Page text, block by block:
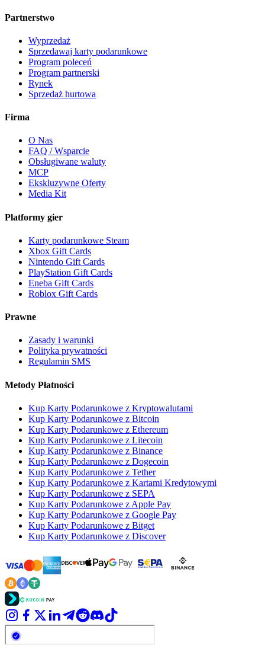
Partnerstwo
Wyprzedaż
Sprzedawaj karty podarunkowe
Program poleceń
Program partnerski
Rynek
Sprzedaż hurtowa
Firma
O Nas
FAQ / Wsparcie
Obsługiwane waluty
MCP
Ekskluzywne Oferty
Media Kit
Platformy gier
Karty podarunkowe Steam
Xbox Gift Cards
Nintendo Gift Cards
PlayStation Gift Cards
Eneba Gift Cards
Roblox Gift Cards
Prawne
Zasady i warunki
Polityka prywatności
Regulamin SMS
Metody Płatności
Kup Karty Podarunkowe z Kryptowalutami
Kup Karty Podarunkowe z Bitcoin
Kup Karty Podarunkowe z Ethereum
Kup Karty Podarunkowe z Litecoin
Kup Karty Podarunkowe z Binance
Kup Karty Podarunkowe z Dogecoin
Kup Karty Podarunkowe z Tether
Kup Karty Podarunkowe z Kartami Kredytowymi
Kup Karty Podarunkowe z SEPA
Kup Karty Podarunkowe z Apple Pay
Kup Karty Podarunkowe z Google Pay
Kup Karty Podarunkowe z Bitget
Kup Karty Podarunkowe z Discover